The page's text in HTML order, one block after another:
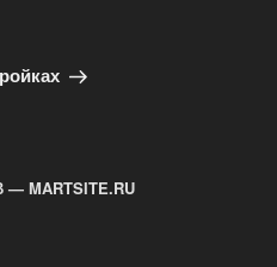
MARTSITE.RU